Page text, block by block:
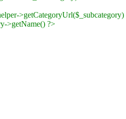
>getCategoryUrl($_subcategory)
>getName() ?>